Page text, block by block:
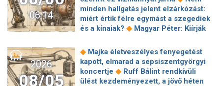
segítse a magyar vízellátást ◆ Forró
augusztus: gátja lehet az uniós
források hazahozatalának az
Alkotmánybíróság?◆ Török Gábor: Ez
Meglepetés az albérletpiacon, nincs
roham ◆Hirtelen titkolózni kezdett a
Tisza a kegyelmi ügyekről◆
Egyszerre két köztársasági elnöke is
06:14
minden hallgatás jelent elzárkózást:
miért értik félre egymást a szegediek
és a kínaiak? ◆ Magyar Péter: Kiírják
projektekben magyar állami
tulajdonrészt fognak előírni ◆Orbán
Gáspár hatszor repült honvédségi
gépen Csádba és Nigerbe◆Ismert
2026
08/05
◆ Majka életveszélyes fenyegetést
kapott, elmarad a sepsiszentgyörgyi
koncertje ◆ Ruff Bálint rendkívüli
ülést kezdeményezett, a jövő héten